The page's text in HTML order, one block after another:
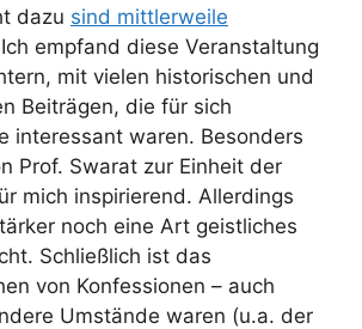
dazu sind mittlerweile
empfand diese Veranstaltung
mit vielen historischen und
Beiträgen, die für sich
interessant waren. Besonders
Prof. Swarat zur Einheit der
mich inspirierend. Allerdings
noch eine Art geistliches
Schließlich ist das
von Konfessionen – auch
Umstände waren (u.a. der